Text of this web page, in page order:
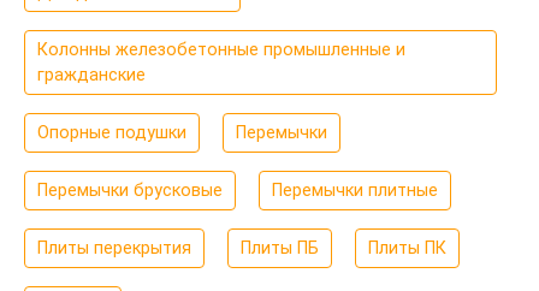
Колонны железобетонные промышленные и
гражданские
Опорные подушки Перемычки
Перемычки брусковые Перемычки плитные
Плиты перекрытия Плиты ПБ Плиты ПК